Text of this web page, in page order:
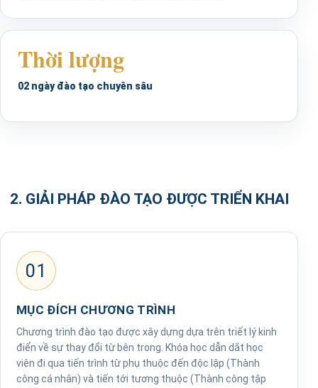
Thời lượng
02 ngày đào tạo chuyên sâu
2. GIẢI PHÁP ĐÀO TẠO ĐƯỢC TRIỂN KHAI
01
MỤC ĐÍCH CHƯƠNG TRÌNH
Chương trình đào tạo được xây dựng dựa trên triết lý kinh
điển về sự thay đổi từ bên trong. Khóa học dẫn dắt học
viên đi qua tiến trình từ phụ thuộc đến độc lập (Thành
công cá nhân) và tiến tới tương thuộc (Thành công tập